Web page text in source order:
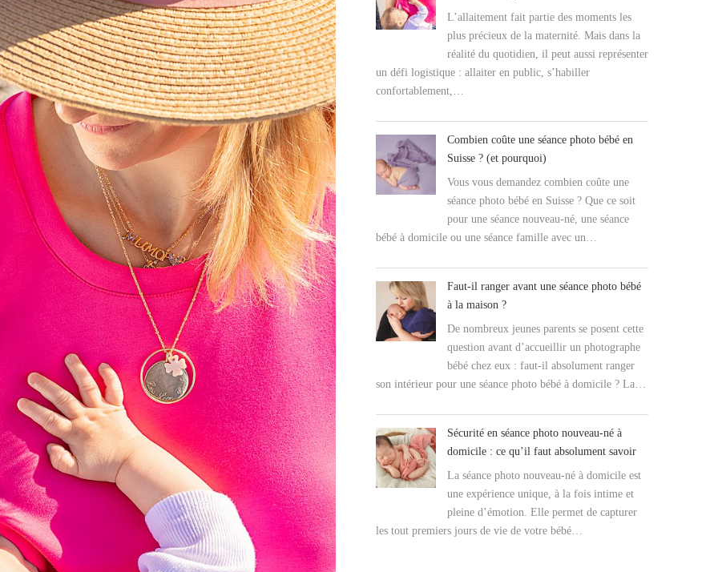
L’allaitement fait partie des moments les
plus précieux de la maternité. Mais dans la
réalité du quotidien, il peut aussi représenter
un défi logistique : allaiter en public, s’habiller
confortablement,…
Combien coûte une séance photo bébé en
Suisse ? (et pourquoi)
Vous vous demandez combien coûte une
séance photo bébé en Suisse ? Que ce soit
pour une séance nouveau-né, une séance
bébé à domicile ou une séance famille avec un…
Faut-il ranger avant une séance photo bébé
à la maison ?
De nombreux jeunes parents se posent cette
question avant d’accueillir un photographe
bébé chez eux : faut-il absolument ranger
son intérieur pour une séance photo bébé à domicile ? La…
Sécurité en séance photo nouveau-né à
domicile : ce qu’il faut absolument savoir
La séance photo nouveau-né à domicile est
une expérience unique, à la fois intime et
pleine d’émotion. Elle permet de capturer
les tout premiers jours de vie de votre bébé…